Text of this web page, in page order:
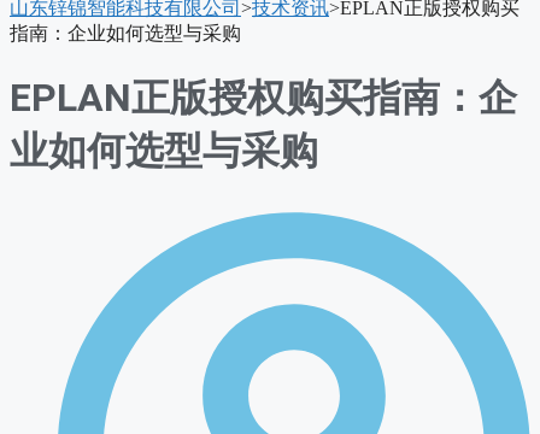
单
山东锌锦智能科技有限公司 >技术资讯>EPLAN正版授权购买
指南：企业如何选型与采购
EPLAN正版授权购买指南：企
业如何选型与采购